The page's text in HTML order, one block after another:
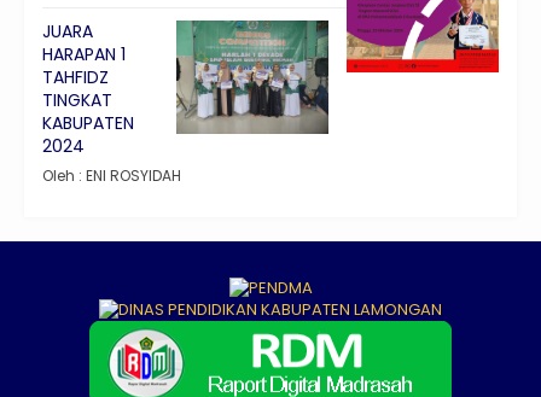
JUARA
HARAPAN 1
TAHFIDZ
TINGKAT
KABUPATEN
2024
Oleh : ENI ROSYIDAH